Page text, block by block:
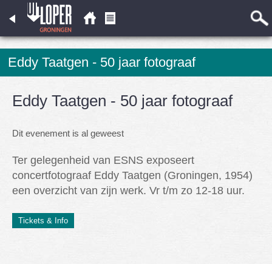
Eddy Taatgen - 50 jaar fotograaf
Eddy Taatgen - 50 jaar fotograaf
Dit evenement is al geweest
Ter gelegenheid van ESNS exposeert
concertfotograaf Eddy Taatgen (Groningen, 1954)
een overzicht van zijn werk. Vr t/m zo 12-18 uur.
Tickets & Info